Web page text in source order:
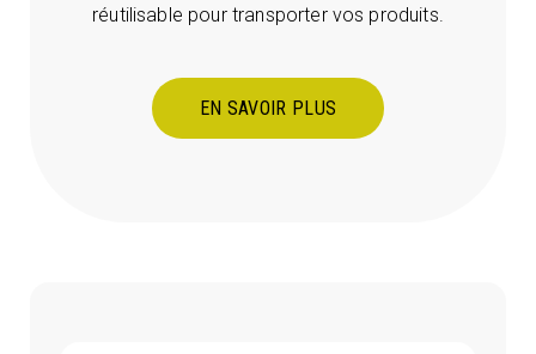
réutilisable pour transporter vos produits.
EN SAVOIR PLUS